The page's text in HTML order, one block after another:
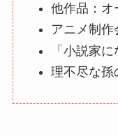
他作品：オ
アニメ制作
「小説家
理不尽な孫